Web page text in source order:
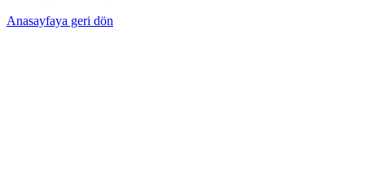
Anasayfaya geri dön